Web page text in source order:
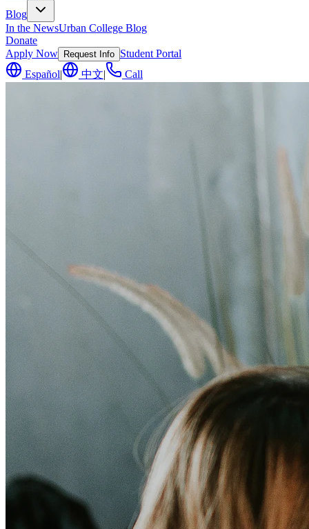
Blog
In the NewsUrban College Blog
Donate
Apply Now
Request Info Student Portal
Español| 中文| Call